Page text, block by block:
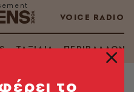
VOICE RADIO
ΤΑΞΙΔΙΑ ΠΕΡΙΒΑΛΛΟΝ
το